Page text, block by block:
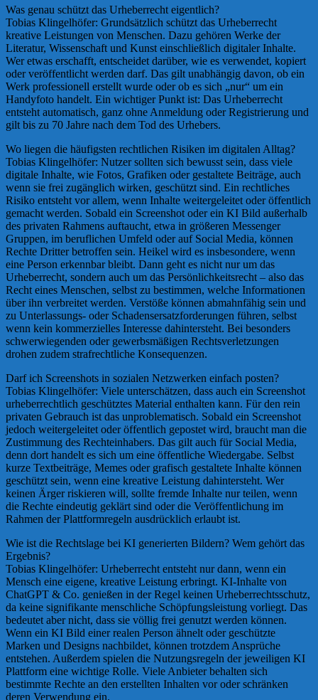
Was genau schützt das Urheberrecht eigentlich?
Tobias Klingelhöfer: Grundsätzlich schützt das Urheberrecht
kreative Leistungen von Menschen. Dazu gehören Werke der
Literatur, Wissenschaft und Kunst einschließlich digitaler Inhalte.
Wer etwas erschafft, entscheidet darüber, wie es verwendet, kopiert
oder veröffentlicht werden darf. Das gilt unabhängig davon, ob ein
Werk professionell erstellt wurde oder ob es sich „nur“ um ein
Handyfoto handelt. Ein wichtiger Punkt ist: Das Urheberrecht
entsteht automatisch, ganz ohne Anmeldung oder Registrierung und
gilt bis zu 70 Jahre nach dem Tod des Urhebers.
Wo liegen die häufigsten rechtlichen Risiken im digitalen Alltag?
Tobias Klingelhöfer: Nutzer sollten sich bewusst sein, dass viele
digitale Inhalte, wie Fotos, Grafiken oder gestaltete Beiträge, auch
wenn sie frei zugänglich wirken, geschützt sind. Ein rechtliches
Risiko entsteht vor allem, wenn Inhalte weitergeleitet oder öffentlich
gemacht werden. Sobald ein Screenshot oder ein KI Bild außerhalb
des privaten Rahmens auftaucht, etwa in größeren Messenger
Gruppen, im beruflichen Umfeld oder auf Social Media, können
Rechte Dritter betroffen sein. Heikel wird es insbesondere, wenn
eine Person erkennbar bleibt. Dann geht es nicht nur um das
Urheberrecht, sondern auch um das Persönlichkeitsrecht – also das
Recht eines Menschen, selbst zu bestimmen, welche Informationen
über ihn verbreitet werden. Verstöße können abmahnfähig sein und
zu Unterlassungs- oder Schadensersatzforderungen führen, selbst
wenn kein kommerzielles Interesse dahintersteht. Bei besonders
schwerwiegenden oder gewerbsmäßigen Rechtsverletzungen
drohen zudem strafrechtliche Konsequenzen.
Darf ich Screenshots in sozialen Netzwerken einfach posten?
Tobias Klingelhöfer: Viele unterschätzen, dass auch ein Screenshot
urheberrechtlich geschütztes Material enthalten kann. Für den rein
privaten Gebrauch ist das unproblematisch. Sobald ein Screenshot
jedoch weitergeleitet oder öffentlich gepostet wird, braucht man die
Zustimmung des Rechteinhabers. Das gilt auch für Social Media,
denn dort handelt es sich um eine öffentliche Wiedergabe. Selbst
kurze Textbeiträge, Memes oder grafisch gestaltete Inhalte können
geschützt sein, wenn eine kreative Leistung dahintersteht. Wer
keinen Ärger riskieren will, sollte fremde Inhalte nur teilen, wenn
die Rechte eindeutig geklärt sind oder die Veröffentlichung im
Rahmen der Plattformregeln ausdrücklich erlaubt ist.
Wie ist die Rechtslage bei KI generierten Bildern? Wem gehört das
Ergebnis?
Tobias Klingelhöfer: Urheberrecht entsteht nur dann, wenn ein
Mensch eine eigene, kreative Leistung erbringt. KI-Inhalte von
ChatGPT & Co. genießen in der Regel keinen Urheberrechtsschutz,
da keine signifikante menschliche Schöpfungsleistung vorliegt. Das
bedeutet aber nicht, dass sie völlig frei genutzt werden können.
Wenn ein KI Bild einer realen Person ähnelt oder geschützte
Marken und Designs nachbildet, können trotzdem Ansprüche
entstehen. Außerdem spielen die Nutzungsregeln der jeweiligen KI
Plattform eine wichtige Rolle. Viele Anbieter behalten sich
bestimmte Rechte an den erstellten Inhalten vor oder schränken
deren Verwendung ein.